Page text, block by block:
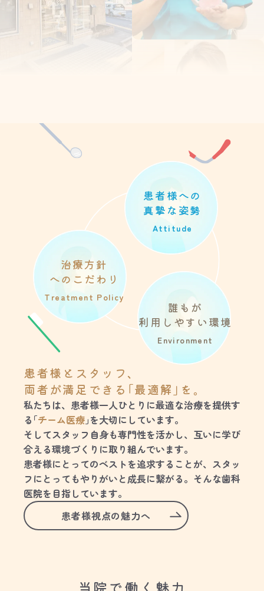
患者様とスタッフ、
両者が満足できる｢最適解｣を。
私たちは、患者様一人ひとりに最適な治療を提供す
る｢チーム医療｣を大切にしています。
そしてスタッフ自身も専門性を活かし、互いに学び
合える環境づくりに取り組んでいます。
患者様にとってのベストを追求することが、スタッ
フにとってもやりがいと成長に繋がる。そんな歯科
医院を目指しています。
患者様視点の魅力へ
患者様への
真摯な姿勢
Attitude
治療方針
へのこだわり
Treatment Policy
誰もが
利用しやすい環境
Environment